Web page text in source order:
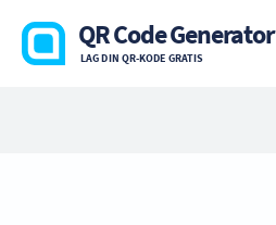
QR Code Generator
LAG DIN QR-KODE GRATIS